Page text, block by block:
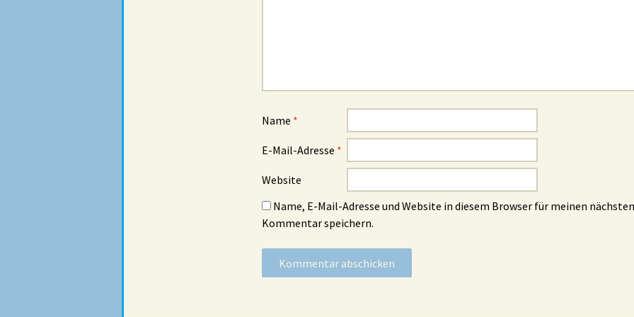
Name *
E-Mail-Adresse *
Website
Name, E-Mail-Adresse und Website in diesem Browser für meinen nächsten
Kommentar speichern.